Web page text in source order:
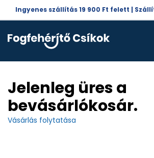
Ingyenes szállítás 19 900 Ft felett |
Jelenleg üres a
bevásárlókosár.
Vásárlás folytatása